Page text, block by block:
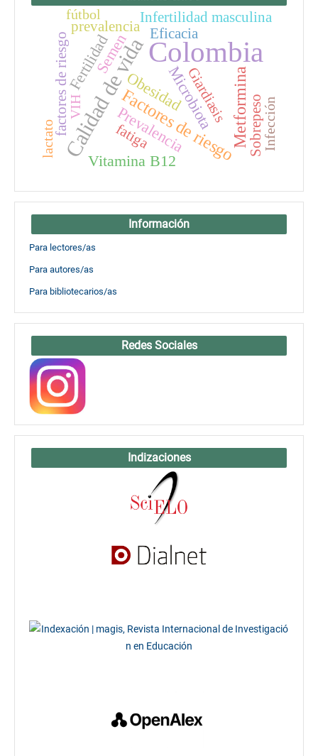
Colombia
Calidad de vidaFactores de riesgoMetformina
Microbiota
Obesidad
Semen
Fertilidad
Prevalencia
Vitamina B12
factores de riesgo fatiga
Giardiasis
Eficacia
Infertilidad masculina
prevalencia
Sobrepeso
VIH
fútbol
lactato Infección
Información
Para lectores/as
Para autores/as
Para bibliotecarios/as
Redes Sociales
Indizaciones